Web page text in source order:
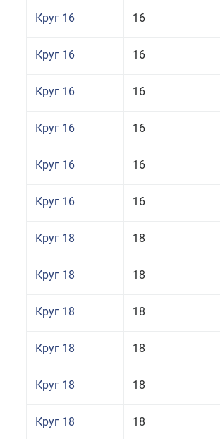
Круг 16 16
Круг 16 16
Круг 16 16
Круг 16 16
Круг 16 16
Круг 16 16
Круг 18 18
Круг 18 18
Круг 18 18
Круг 18 18
Круг 18 18
Круг 18 18